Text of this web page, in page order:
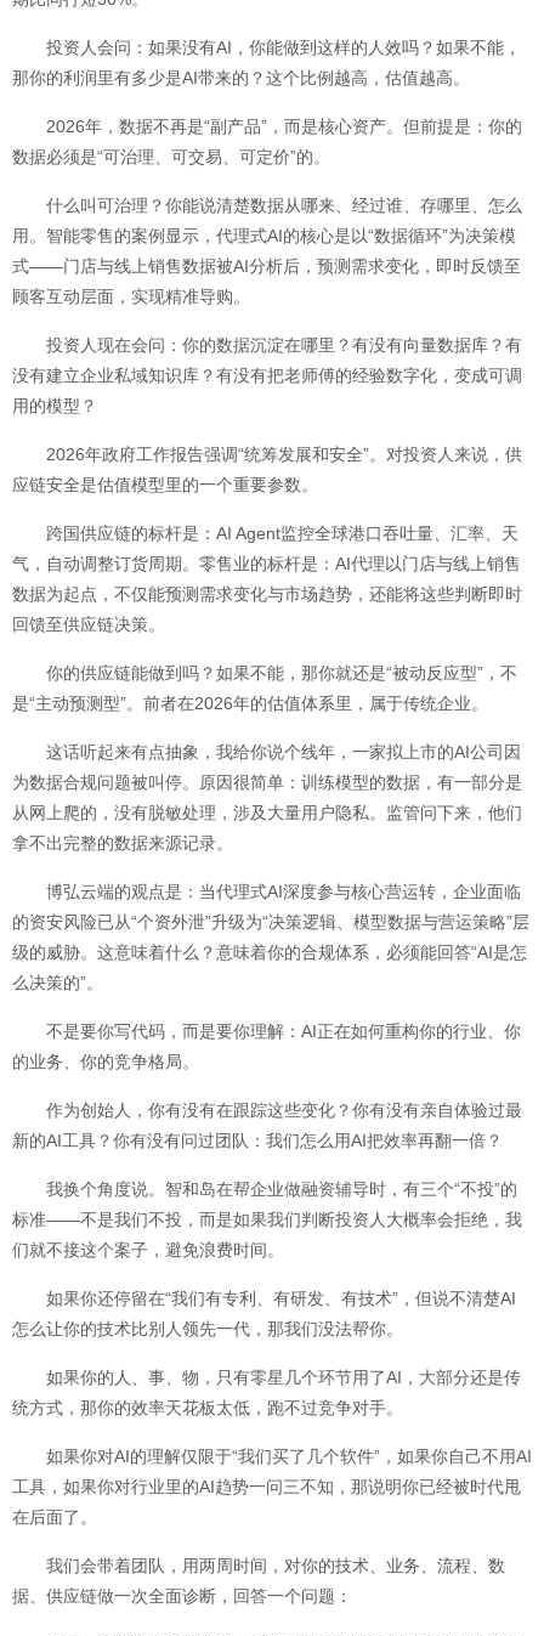
投资人会问：如果没有AI，你能做到这样的人效吗？如果不能，
那你的利润里有多少是AI带来的？这个比例越高，估值越高。
2026年，数据不再是“副产品”，而是核心资产。但前提是：你的
数据必须是“可治理、可交易、可定价”的。
什么叫可治理？你能说清楚数据从哪来、经过谁、存哪里、怎么
用。智能零售的案例显示，代理式AI的核心是以“数据循环”为决策模
式——门店与线上销售数据被AI分析后，预测需求变化，即时反馈至
顾客互动层面，实现精准导购。
投资人现在会问：你的数据沉淀在哪里？有没有向量数据库？有
没有建立企业私域知识库？有没有把老师傅的经验数字化，变成可调
用的模型？
2026年政府工作报告强调“统筹发展和安全”。对投资人来说，供
应链安全是估值模型里的一个重要参数。
跨国供应链的标杆是：AI Agent监控全球港口吞吐量、汇率、天
气，自动调整订货周期。零售业的标杆是：AI代理以门店与线上销售
数据为起点，不仅能预测需求变化与市场趋势，还能将这些判断即时
回馈至供应链决策。
你的供应链能做到吗？如果不能，那你就还是“被动反应型”，不
是“主动预测型”。前者在2026年的估值体系里，属于传统企业。
这话听起来有点抽象，我给你说个线年，一家拟上市的AI公司因
为数据合规问题被叫停。原因很简单：训练模型的数据，有一部分是
从网上爬的，没有脱敏处理，涉及大量用户隐私。监管问下来，他们
拿不出完整的数据来源记录。
博弘云端的观点是：当代理式AI深度参与核心营运转，企业面临
的资安风险已从“个资外泄”升级为“决策逻辑、模型数据与营运策略”层
级的威胁。这意味着什么？意味着你的合规体系，必须能回答“AI是怎
么决策的”。
不是要你写代码，而是要你理解：AI正在如何重构你的行业、你
的业务、你的竞争格局。
作为创始人，你有没有在跟踪这些变化？你有没有亲自体验过最
新的AI工具？你有没有问过团队：我们怎么用AI把效率再翻一倍？
我换个角度说。智和岛在帮企业做融资辅导时，有三个“不投”的
标准——不是我们不投，而是如果我们判断投资人大概率会拒绝，我
们就不接这个案子，避免浪费时间。
如果你还停留在“我们有专利、有研发、有技术”，但说不清楚AI
怎么让你的技术比别人领先一代，那我们没法帮你。
如果你的人、事、物，只有零星几个环节用了AI，大部分还是传
统方式，那你的效率天花板太低，跑不过竞争对手。
如果你对AI的理解仅限于“我们买了几个软件”，如果你自己不用AI
工具，如果你对行业里的AI趋势一问三不知，那说明你已经被时代甩
在后面了。
我们会带着团队，用两周时间，对你的技术、业务、流程、数
据、供应链做一次全面诊断，回答一个问题：